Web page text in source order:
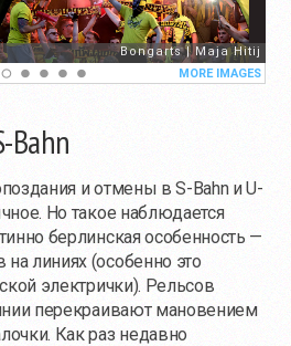
Bahn
и отмены в S-Bahn и U-
Но такое наблюдается
берлинская особенность —
линиях (особенно это
электрички). Рельсов
перекраивают мановением
Как раз недавно